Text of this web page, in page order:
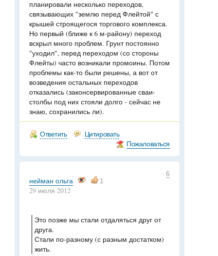
планировали несколько переходов,
связывающих "землю перед Флейтой" с
крышей строящегося торгового комплекса.
Но первый (ближе к 6 м-району) переход
вскрыл много проблем. Грунт постоянно
"уходил", перед переходом (со стороны
Флейты) часто возникали промоины. Потом
проблемы как-то были решены, а вот от
возведения остальных переходов
отказались (законсервированные сваи-
столбы под них стояли долго - сейчас не
знаю, сохранились ли).
Ответить
Цитировать
Пожаловаться
6
нейман ольга 1
29 июля 2012
Это позже мы стали отдаляться друг от
друга.
Стали по-разному (с разным достатком)
жить.